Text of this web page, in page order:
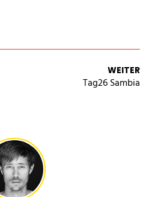
WEITER
Tag26 Sambia